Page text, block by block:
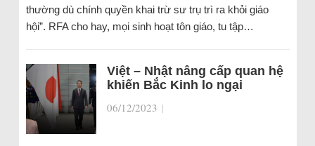
thường dù chính quyền khai trừ sư trụ trì ra khỏi giáo
hội”. RFA cho hay, mọi sinh hoạt tôn giáo, tu tập…
Việt – Nhật nâng cấp quan hệ
khiến Bắc Kinh lo ngại
06/12/2023 |